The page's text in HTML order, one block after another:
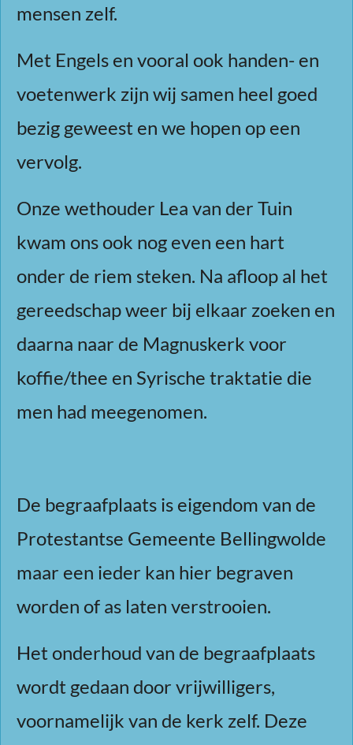
mensen zelf.
Met Engels en vooral ook handen- en
voetenwerk zijn wij samen heel goed
bezig geweest en we hopen op een
vervolg.
Onze wethouder Lea van der Tuin
kwam ons ook nog even een hart
onder de riem steken. Na afloop al het
gereedschap weer bij elkaar zoeken en
daarna naar de Magnuskerk voor
koffie/thee en Syrische traktatie die
men had meegenomen.
De begraafplaats is eigendom van de
Protestantse Gemeente Bellingwolde
maar een ieder kan hier begraven
worden of as laten verstrooien.
Het onderhoud van de begraafplaats
wordt gedaan door vrijwilligers,
voornamelijk van de kerk zelf. Deze